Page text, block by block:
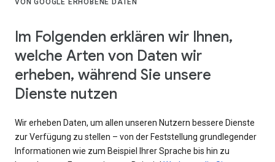
VON GOOGLE ERHOBENE DATEN
Im Folgenden erklären wir Ihnen,
welche Arten von Daten wir
erheben, während Sie unsere
Dienste nutzen
Wir erheben Daten, um allen unseren Nutzern bessere Dienste
zur Verfügung zu stellen – von der Feststellung grundlegender
Informationen wie zum Beispiel Ihrer Sprache bis hin zu